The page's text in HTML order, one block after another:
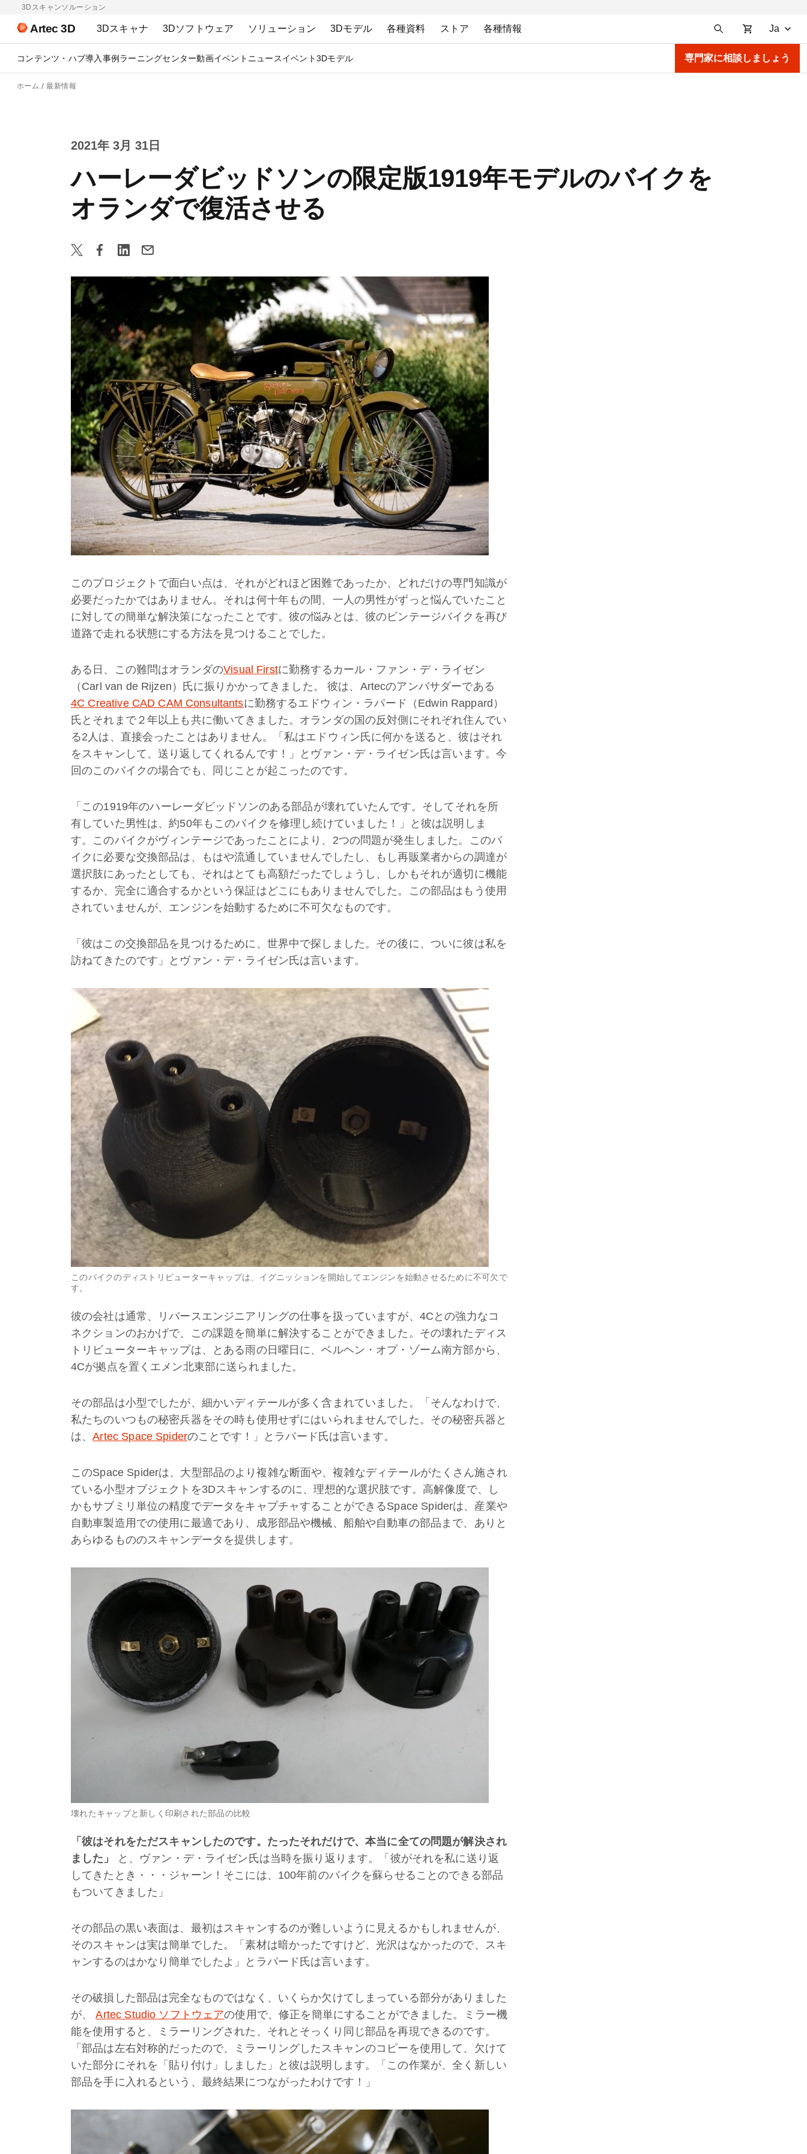
3Dスキャンソルーション
Artec 3D 3Dスキャナ 3Dソフトウェア ソリューション 3Dモデル 各種資料 ストア 各種情報 Ja
コンテンツ・ハブ導入事例 ラーニングセンター動画イベント ニュースイベント3Dモデル 専門家に相談しましょう
ホーム 最新情報
2021年 3月 31日
ハーレーダビッドソンの限定版1919年モデルのバイクを
オランダで復活させる
このプロジェクトで面白い点は、それがどれほど困難であったか、どれだけの専門知識が
必要だったかではありません。それは何十年もの間、一人の男性がずっと悩んでいたこと
に対しての簡単な解決策になったことです。彼の悩みとは、彼のビンテージバイクを再び
道路で走れる状態にする方法を見つけることでした。
ある日、この難問はオランダのVisual Firstに勤務するカール・ファン・デ・ライゼン
（Carl van de Rijzen）氏に振りかかってきました。 彼は、Artecのアンバサダーである
4C Creative CAD CAM Consultantsに勤務するエドウィン・ラパード（Edwin Rappard）
氏とそれまで２年以上も共に働いてきました。オランダの国の反対側にそれぞれ住んでい
る2人は、直接会ったことはありません。「私はエドウィン氏に何かを送ると、彼はそれ
をスキャンして、送り返してくれるんです！」とヴァン・デ・ライゼン氏は言います。今
回のこのバイクの場合でも、同じことが起こったのです。
「この1919年のハーレーダビッドソンのある部品が壊れていたんです。そしてそれを所
有していた男性は、約50年もこのバイクを修理し続けていました！」と彼は説明しま
す。このバイクがヴィンテージであったことにより、2つの問題が発生しました。このバ
イクに必要な交換部品は、もはや流通していませんでしたし、もし再販業者からの調達が
選択肢にあったとしても、それはとても高額だったでしょうし、しかもそれが適切に機能
するか、完全に適合するかという保証はどこにもありませんでした。この部品はもう使用
されていませんが、エンジンを始動するために不可欠なものです。
「彼はこの交換部品を見つけるために、世界中で探しました。その後に、ついに彼は私を
訪ねてきたのです」とヴァン・デ・ライゼン氏は言います。
このバイクのディストリビューターキャップは、イグニッションを開始してエンジンを始動させるために不可欠で
す。
彼の会社は通常、リバースエンジニアリングの仕事を扱っていますが、4Cとの強力なコ
ネクションのおかげで、この課題を簡単に解決することができました。その壊れたディス
トリビューターキャップは、とある雨の日曜日に、ベルヘン・オプ・ゾーム南方部から、
4Cが拠点を置くエメン北東部に送られました。
その部品は小型でしたが、細かいディテールが多く含まれていました。「そんなわけで、
私たちのいつもの秘密兵器をその時も使用せずにはいられませんでした。その秘密兵器と
は、Artec Space Spiderのことです！」とラパード氏は言います。
このSpace Spiderは、大型部品のより複雑な断面や、複雑なディテールがたくさん施され
ている小型オブジェクトを3Dスキャンするのに、理想的な選択肢です。高解像度で、し
かもサブミリ単位の精度でデータをキャプチャすることができるSpace Spiderは、産業や
自動車製造用での使用に最適であり、成形部品や機械、船舶や自動車の部品まで、ありと
あらゆるもののスキャンデータを提供します。
壊れたキャップと新しく印刷された部品の比較
「彼はそれをただスキャンしたのです。たったそれだけで、本当に全ての問題が解決され
ました」
と、ヴァン・デ・ライゼン氏は当時を振り返ります。「彼がそれを私に送り返
してきたとき・・・ジャーン！そこには、100年前のバイクを蘇らせることのできる部品
もついてきました」
その部品の黒い表面は、最初はスキャンするのが難しいように見えるかもしれませんが、
そのスキャンは実は簡単でした。「素材は暗かったですけど、光沢はなかったので、スキ
ャンするのはかなり簡単でしたよ」とラパード氏は言います。
その破損した部品は完全なものではなく、いくらか欠けてしまっている部分がありました
が、Artec Studio ソフトウェアの使用で、修正を簡単にすることができました。ミラー機
能を使用すると、ミラーリングされた、それとそっくり同じ部品を再現できるのです。
「部品は左右対称的だったので、ミラーリングしたスキャンのコピーを使用して、欠けて
いた部分にそれを「貼り付け」しました」と彼は説明します。「この作業が、全く新しい
部品を手に入れるという、最終結果につながったわけです！」